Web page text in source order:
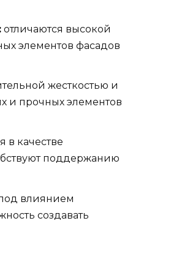
отличаются высокой
элементов фасадов
жесткостью и
и прочных элементов
в качестве
поддержанию
влиянием
создавать